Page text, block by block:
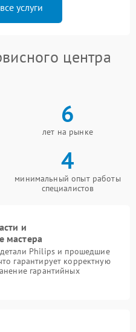
услуги
центра
6
лет на рынке
4
минимальный опыт работы
специалистов
и
мастера
Philips и прошедшие
гарантирует корректную
гарантийных